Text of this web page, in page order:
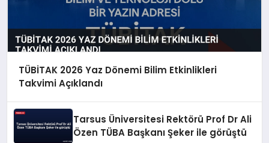
TÜBİTAK 2026 Yaz Dönemi Bilim Etkinlikleri
Takvimi Açıklandı
Tarsus Üniversitesi Rektörü Prof Dr Ali
Özen TÜBA Başkanı Şeker ile görüştü